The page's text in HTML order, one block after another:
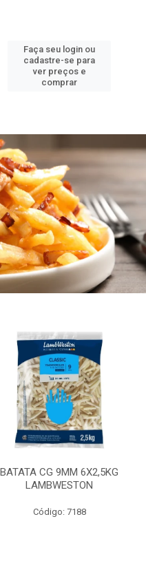
Faça seu login ou
cadastre-se para
ver preços e
comprar
BATATA CG 9MM 6X2,5KG
LAMBWESTON
Código: 7188